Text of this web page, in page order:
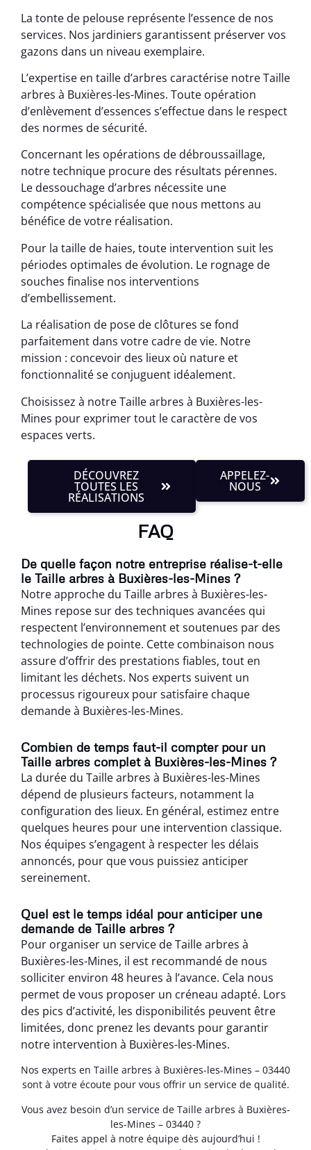
La tonte de pelouse représente l’essence de nos
services. Nos jardiniers garantissent préserver vos
gazons dans un niveau exemplaire.
L’expertise en taille d’arbres caractérise notre Taille
arbres à Buxières-les-Mines. Toute opération
d’enlèvement d’essences s’effectue dans le respect
des normes de sécurité.
Concernant les opérations de débroussaillage,
notre technique procure des résultats pérennes.
Le dessouchage d’arbres nécessite une
compétence spécialisée que nous mettons au
bénéfice de votre réalisation.
Pour la taille de haies, toute intervention suit les
périodes optimales de évolution. Le rognage de
souches finalise nos interventions
d’embellissement.
La réalisation de pose de clôtures se fond
parfaitement dans votre cadre de vie. Notre
mission : concevoir des lieux où nature et
fonctionnalité se conjuguent idéalement.
Choisissez à notre Taille arbres à Buxières-les-
Mines pour exprimer tout le caractère de vos
espaces verts.
DÉCOUVREZ
TOUTES LES
RÉALISATIONS
APPELEZ-
NOUS
FAQ
De quelle façon notre entreprise réalise-t-elle
le Taille arbres à Buxières-les-Mines ?
Notre approche du Taille arbres à Buxières-les-
Mines repose sur des techniques avancées qui
respectent l’environnement et soutenues par des
technologies de pointe. Cette combinaison nous
assure d’offrir des prestations fiables, tout en
limitant les déchets. Nos experts suivent un
processus rigoureux pour satisfaire chaque
demande à Buxières-les-Mines.
Combien de temps faut-il compter pour un
Taille arbres complet à Buxières-les-Mines ?
La durée du Taille arbres à Buxières-les-Mines
dépend de plusieurs facteurs, notamment la
configuration des lieux. En général, estimez entre
quelques heures pour une intervention classique.
Nos équipes s’engagent à respecter les délais
annoncés, pour que vous puissiez anticiper
sereinement.
Quel est le temps idéal pour anticiper une
demande de Taille arbres ?
Pour organiser un service de Taille arbres à
Buxières-les-Mines, il est recommandé de nous
solliciter environ 48 heures à l’avance. Cela nous
permet de vous proposer un créneau adapté. Lors
des pics d’activité, les disponibilités peuvent être
limitées, donc prenez les devants pour garantir
notre intervention à Buxières-les-Mines.
Nos experts en Taille arbres à Buxières-les-Mines – 03440
sont à votre écoute pour vous offrir un service de qualité.
Vous avez besoin d’un service de Taille arbres à Buxières-
les-Mines – 03440 ?
Faites appel à notre équipe dès aujourd’hui !